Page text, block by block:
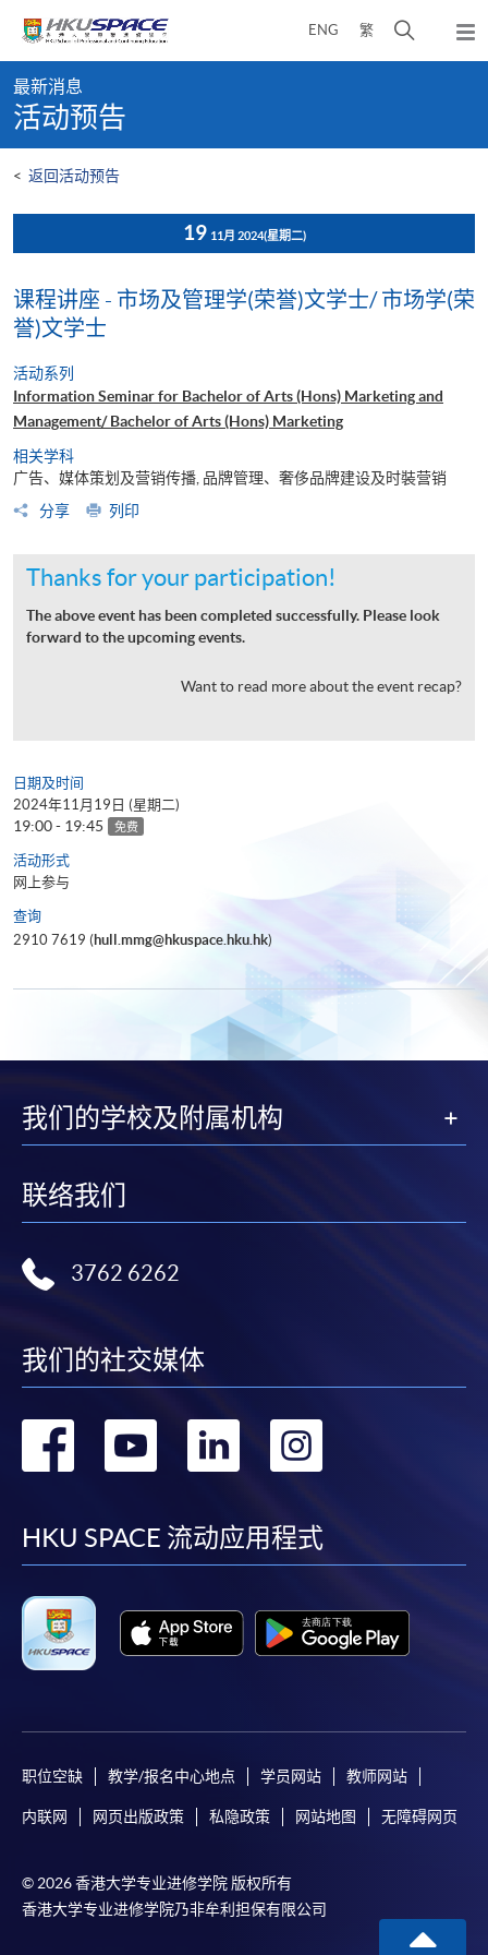
content
ENG 繁
开
弹
出
content
start
最新消息
活动预告
< 返回活动预告
19 11月 2024(星期二)
课程讲座 - 市场及管理学(荣誉)文学士/ 市场学(荣
誉)文学士
活动系列
Information Seminar for Bachelor of Arts (Hons) Marketing and
Management/ Bachelor of Arts (Hons) Marketing
相关学科
广告、媒体策划及营销传播, 品牌管理、奢侈品牌建设及时裝营销
分享
列印
Thanks for your participation!
The above event has been completed successfully. Please look
forward to the upcoming events.
Want to read more about the event recap?
日期及时间
2024年11月19日 (星期二)
19:00 - 19:45 免费
活动形式
网上参与
查询
2910 7619 (hull.mmg@hkuspace.hku.hk)
我们的学校及附属机构
联络我们
3762 6262
我们的社交媒体
转
facebook
转
youtube
转
linkedin
转
HKU SPACE 流动应用程式
职位空缺 教学/报名中心地点 学员网站 教师网站
内联网 网页出版政策 私隐政策 网站地图 无障碍网页
© 2026 香港大学专业进修学院 版权所有
香港大学专业进修学院乃非牟利担保有限公司